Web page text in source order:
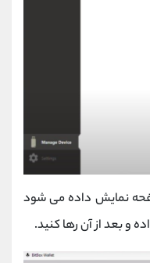
نمایش داده می شود
و بعد از آن رها کنید.